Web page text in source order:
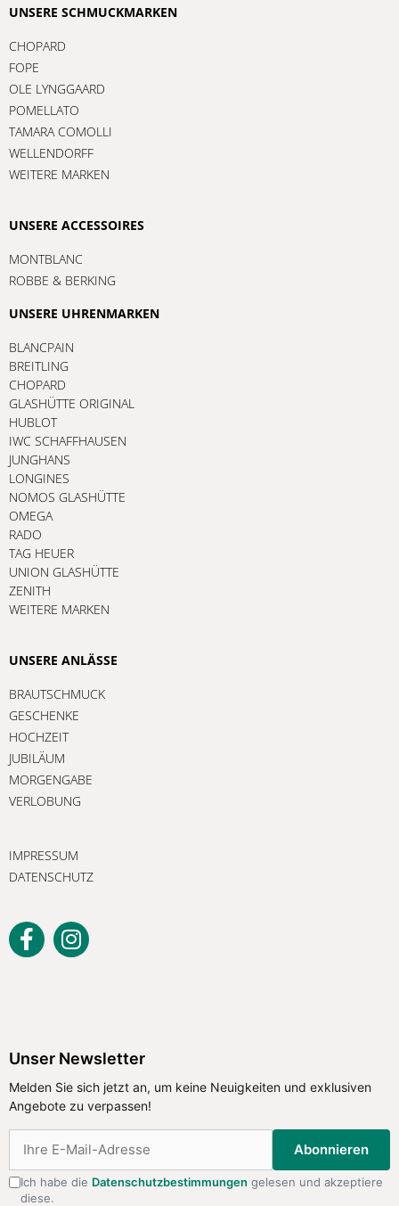
UNSERE SCHMUCKMARKEN
CHOPARD
FOPE
OLE LYNGGAARD
POMELLATO
TAMARA COMOLLI
WELLENDORFF
WEITERE MARKEN
UNSERE ACCESSOIRES
MONTBLANC
ROBBE & BERKING
UNSERE UHRENMARKEN
BLANCPAIN
BREITLING
CHOPARD
GLASHÜTTE ORIGINAL
HUBLOT
IWC SCHAFFHAUSEN
JUNGHANS
LONGINES
NOMOS GLASHÜTTE
OMEGA
RADO
TAG HEUER
UNION GLASHÜTTE
ZENITH
WEITERE MARKEN
UNSERE ANLÄSSE
BRAUTSCHMUCK
GESCHENKE
HOCHZEIT
JUBILÄUM
MORGENGABE
VERLOBUNG
IMPRESSUM
DATENSCHUTZ
Unser Newsletter
Melden Sie sich jetzt an, um keine Neuigkeiten und exklusiven
Angebote zu verpassen!
Abonnieren
Ich habe die Datenschutzbestimmungen gelesen und akzeptiere
diese.
zu verpassen!
Abonnieren